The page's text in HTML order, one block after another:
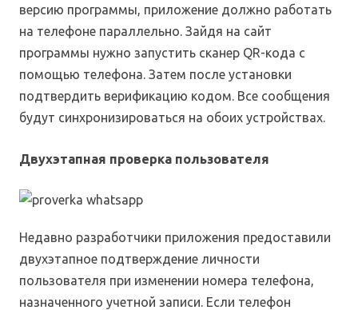
версию программы, приложение должно работать
на телефоне параллельно. Зайдя на сайт
программы нужно запустить сканер QR-кода с
помощью телефона. Затем после установки
подтвердить верификацию кодом. Все сообщения
будут синхронизироваться на обоих устройствах.
Двухэтапная проверка пользователя
Недавно разработчики приложения предоставили
двухэтапное подтверждение личности
пользователя при изменении номера телефона,
назначенного учетной записи. Если телефон